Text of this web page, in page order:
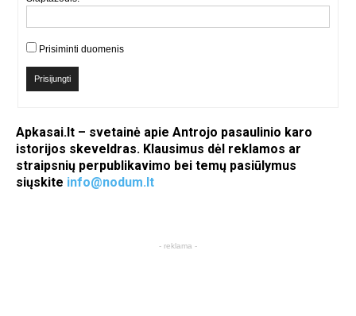
Prisiminti duomenis
Prisijungti
Apkasai.lt – svetainė apie Antrojo pasaulinio karo
istorijos skeveldras. Klausimus dėl reklamos ar
straipsnių perpublikavimo bei temų pasiūlymus
siųskite info@nodum.lt
- reklama -